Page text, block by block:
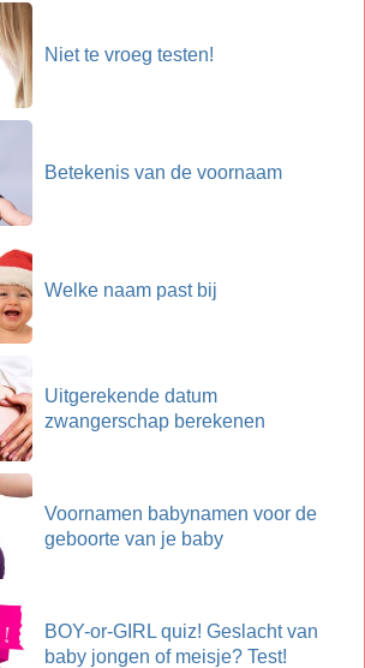
Niet te vroeg testen!
Betekenis van de voornaam
Welke naam past bij
Uitgerekende datum
zwangerschap berekenen
Voornamen babynamen voor de
geboorte van je baby
BOY-or-GIRL quiz! Geslacht van
baby jongen of meisje? Test!